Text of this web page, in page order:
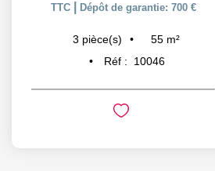
TTC
Dépôt de garantie: 700 €
3 pièce(s) 55 m²
Réf :
10046